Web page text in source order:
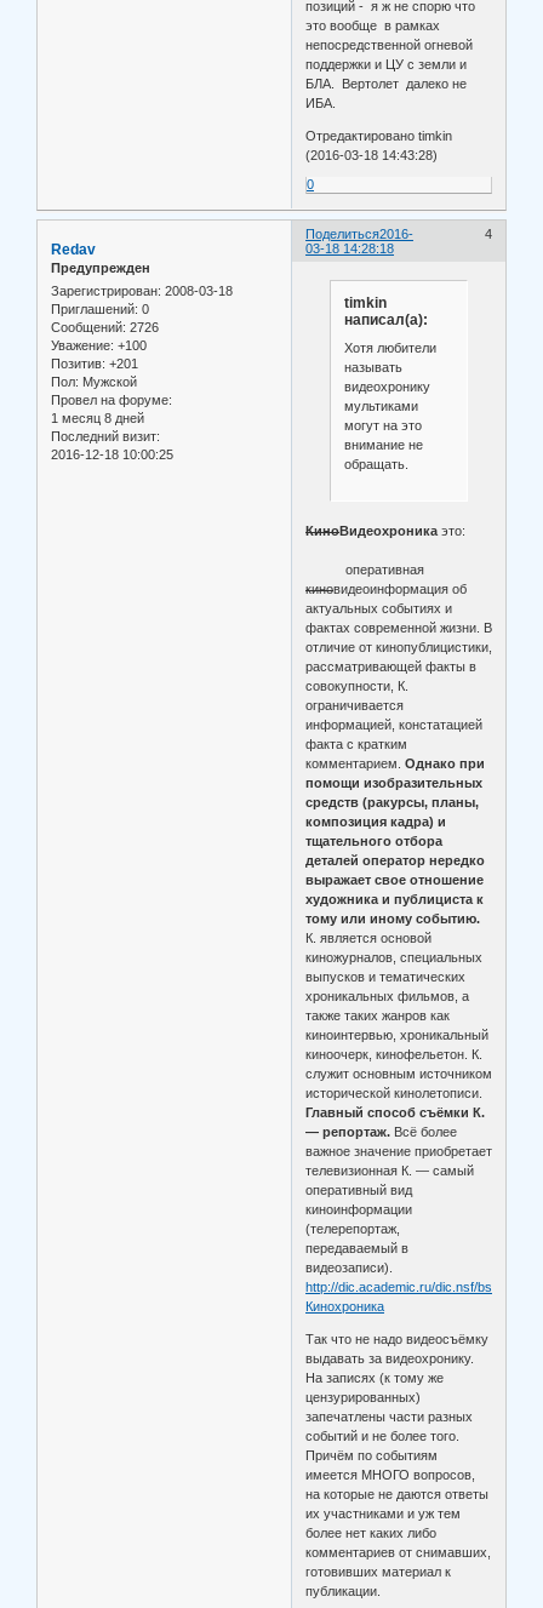
позиций - я ж не спорю что
это вообще в рамках
непосредственной огневой
поддержки и ЦУ с земли и
БЛА. Вертолет далеко не
ИБА.
Отредактировано timkin
(2016-03-18 14:43:28)
0
Поделиться 4
2016-
03-18 14:28:18
Redav
Предупрежден
Зарегистрирован: 2008-03-18
Приглашений: 0
Сообщений: 2726
Уважение: +100
Позитив: +201
Пол: Мужской
Провел на форуме:
1 месяц 8 дней
Последний визит:
2016-12-18 10:00:25
timkin
написал(а):
Хотя любители
называть
видеохронику
мультиками
могут на это
внимание не
обращать.
КиноВидеохроникаэто:
оперативная
киновидеоинформация об
актуальных событиях и
фактах современной жизни. В
отличие от кинопублицистики,
рассматривающей факты в
совокупности, К.
ограничивается
информацией, констатацией
факта с кратким
комментарием.Однако при
помощи изобразительных
средств (ракурсы, планы,
композиция кадра) и
тщательного отбора
деталей оператор нередко
выражает свое отношение
художника и публициста к
тому или иному событию.
К. является основой
киножурналов, специальных
выпусков и тематических
хроникальных фильмов, а
также таких жанров как
киноинтервью, хроникальный
киноочерк, кинофельетон. К.
служит основным источником
исторической кинолетописи.
Главный способ съёмки К.
— репортаж. Всё более
важное значение приобретает
телевизионная К. — самый
оперативный вид
киноинформации
(телерепортаж,
передаваемый в
видеозаписи).
http://dic.academic.ru/dic.nsf/bse/95483/
Кинохроника
Так что не надо видеосъёмку
выдавать за видеохронику.
На записях (к тому же
цензурированных)
запечатлены части разных
событий и не более того.
Причём по событиям
имеется МНОГО вопросов,
на которые не даются ответы
их участниками и уж тем
более нет каких либо
комментариев от снимавших,
готовивших материал к
публикации.